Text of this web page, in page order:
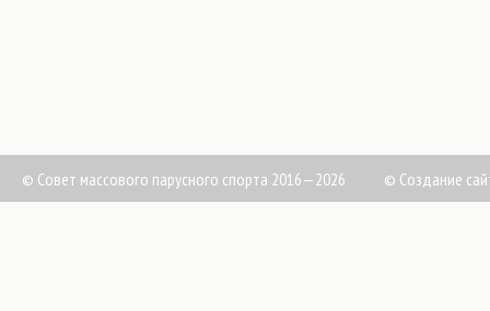
© Совет массового парусного спорта 2016—2026 © Создание